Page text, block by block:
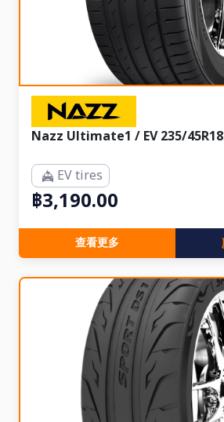
Nazz Ultimate1 / EV 235/45R18
EV tires
฿3,190.00
查看更多